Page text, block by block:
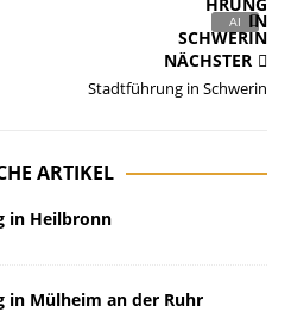
NÄCHSTER
Stadtführung in Schwerin​
ARTIKEL
in Heilbronn
in Mülheim an der Ruhr